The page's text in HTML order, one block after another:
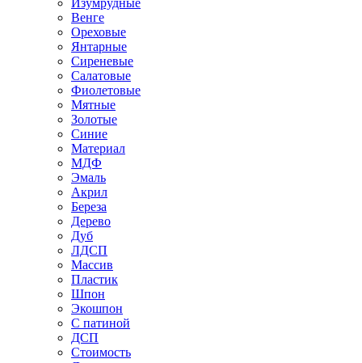
Изумрудные
Венге
Ореховые
Янтарные
Сиреневые
Салатовые
Фиолетовые
Мятные
Золотые
Синие
Материал
МДФ
Эмаль
Акрил
Береза
Дерево
Дуб
ЛДСП
Массив
Пластик
Шпон
Экошпон
С патиной
ДСП
Стоимость